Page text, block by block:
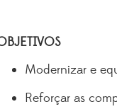
Modernizar e
Reforçar as